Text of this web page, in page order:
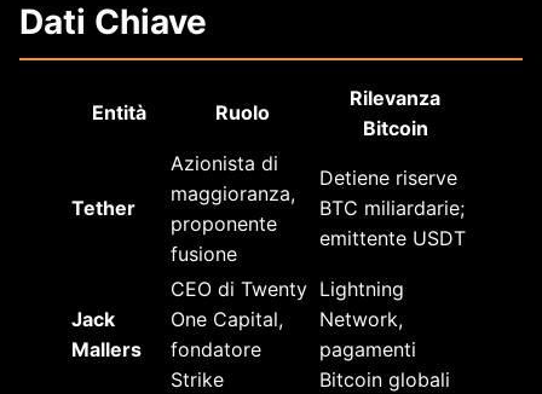
Dati Chiave
Entità Ruolo
Rilevanza
Bitcoin
Tether
Azionista di
maggioranza,
proponente
fusione
Detiene riserve
BTC miliardarie;
emittente USDT
Jack
Mallers
CEO di Twenty
One Capital,
fondatore
Strike
Lightning
Network,
pagamenti
Bitcoin globali